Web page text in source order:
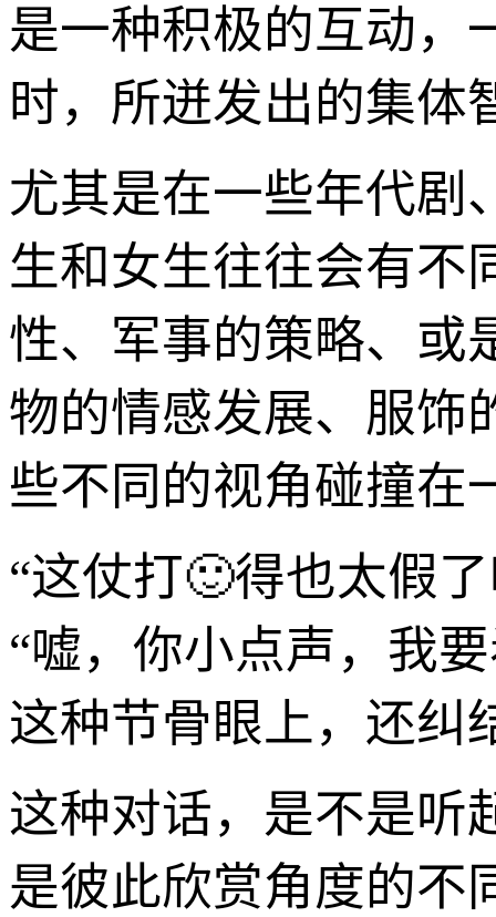
是一种积极的互动，
时，所迸发出的集体
尤其是在一些年代剧
生和女生往往会有不
性、军事的策略、或
物的情感发展、服饰
些不同的视角碰撞在
“这仗打🙂得也太假
“嘘，你小点声，我
这种节骨眼上，还纠
这种对话，是不是听
是彼此欣赏角度的不